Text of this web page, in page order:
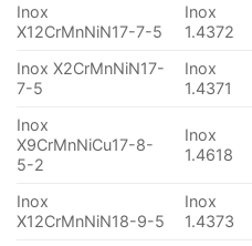
Inox
X12CrMnNiN17-7-5
Inox
1.4372
Inox X2CrMnNiN17-
7-5
Inox
1.4371
Inox
X9CrMnNiCu17-8-
5-2
Inox
1.4618
Inox
X12CrMnNiN18-9-5
Inox
1.4373